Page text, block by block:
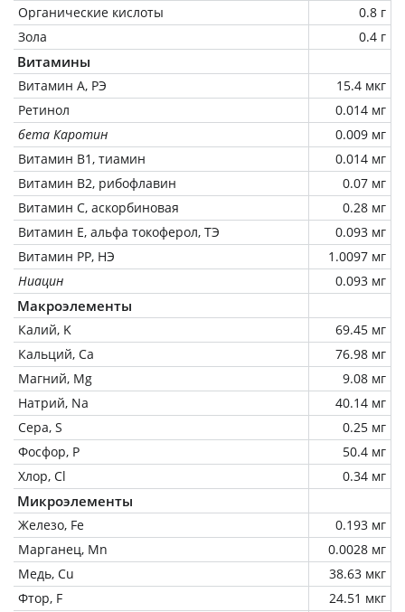
Органические кислоты
0.8 г
Зола
0.4 г
Витамины
Витамин А, РЭ
15.4 мкг
Ретинол
0.014 мг
бета Каротин
0.009 мг
Витамин В1, тиамин
0.014 мг
Витамин В2, рибофлавин
0.07 мг
Витамин C, аскорбиновая
0.28 мг
Витамин Е, альфа токоферол, ТЭ
0.093 мг
Витамин РР, НЭ
1.0097 мг
Ниацин
0.093 мг
Макроэлементы
Калий, K
69.45 мг
Кальций, Ca
76.98 мг
Магний, Mg
9.08 мг
Натрий, Na
40.14 мг
Сера, S
0.25 мг
Фосфор, P
50.4 мг
Хлор, Cl
0.34 мг
Микроэлементы
Железо, Fe
0.193 мг
Марганец, Mn
0.0028 мг
Медь, Cu
38.63 мкг
Фтор, F
24.51 мкг